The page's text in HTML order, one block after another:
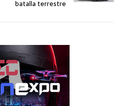
batalla terrestre